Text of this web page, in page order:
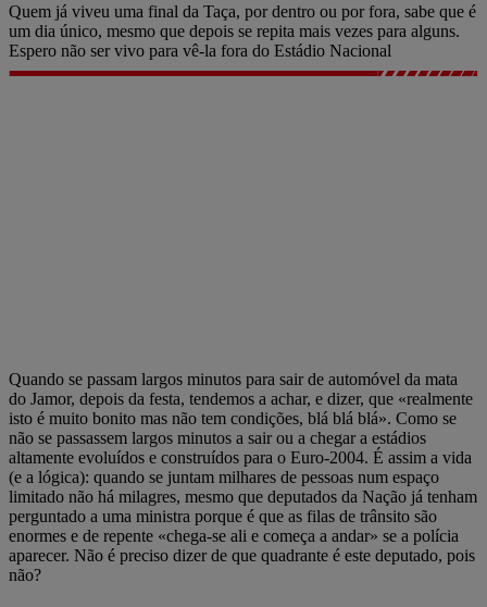
Quem já viveu uma final da Taça, por dentro ou por fora, sabe que é
um dia único, mesmo que depois se repita mais vezes para alguns.
Espero não ser vivo para vê-la fora do Estádio Nacional
Quando se passam largos minutos para sair de automóvel da mata
do Jamor, depois da festa, tendemos a achar, e dizer, que «realmente
isto é muito bonito mas não tem condições, blá blá blá». Como se
não se passassem largos minutos a sair ou a chegar a estádios
altamente evoluídos e construídos para o Euro-2004. É assim a vida
(e a lógica): quando se juntam milhares de pessoas num espaço
limitado não há milagres, mesmo que deputados da Nação já tenham
perguntado a uma ministra porque é que as filas de trânsito são
enormes e de repente «chega-se ali e começa a andar» se a polícia
aparecer. Não é preciso dizer de que quadrante é este deputado, pois
não?